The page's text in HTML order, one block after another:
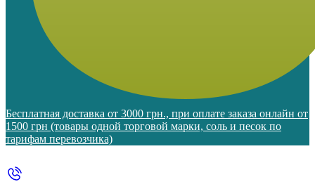
Бесплатная доставка от 3000 грн., при оплате заказа онлайн от
1500 грн (товары одной торговой марки, соль и песок по
тарифам перевозчика)